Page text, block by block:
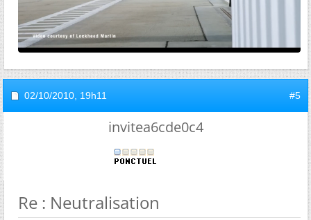
02/10/2010, 19h11 #5
invitea6cde0c4
Re : Neutralisation